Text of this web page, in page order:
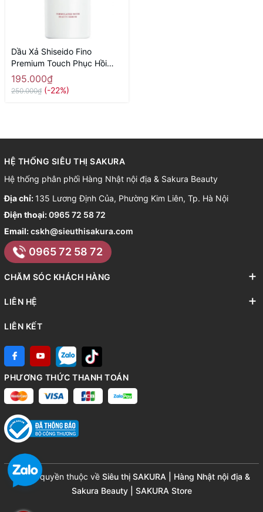
Dầu Xả Shiseido Fino
Premium Touch Phục Hồi
Tóc Hư Tổn Chai 550ml -
Hàng Nhật nội địa
195.000₫
250.000₫ (-22%)
HỆ THỐNG SIÊU THỊ SAKURA
Hệ thống phân phối Hàng Nhật nội địa & Sakura Beauty
Địa chỉ: 135 Lương Định Của, Phường Kim Liên, Tp. Hà Nội
Điện thoại:0965 72 58 72
Email:cskh@sieuthisakura.com
0965 72 58 72
CHĂM SÓC KHÁCH HÀNG
LIÊN HỆ
LIÊN KẾT
PHƯƠNG THỨC THANH TOÁN
© Bản quyền thuộc về Siêu thị SAKURA | Hàng Nhật nội địa &
Sakura Beauty | SAKURA Store